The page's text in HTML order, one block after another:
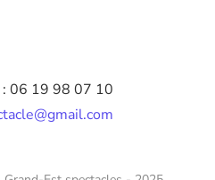
06 19 98 07 10